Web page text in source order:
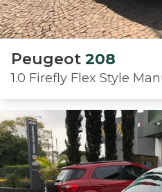
Peugeot 208
1.0 Firefly Flex Style